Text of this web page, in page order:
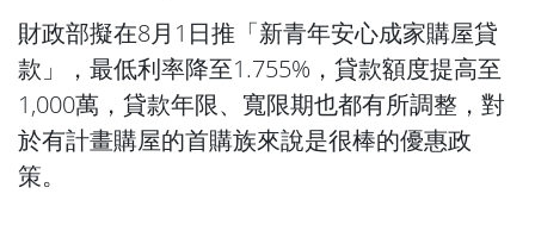
財政部擬在8月1日推「新青年安心成家購屋貸
款」，最低利率降至1.755%，貸款額度提高至
1,000萬，貸款年限、寬限期也都有所調整，對
於有計畫購屋的首購族來說是很棒的優惠政
策。